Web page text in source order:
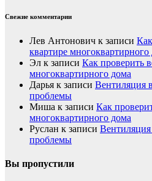
Свежие комментарии
Лев Антонович к записи
квартире многоквартирного
Эл к записи Как проверить
многоквартирного дома
Дарья к записи Вентиляция
проблемы
Миша к записи Как
многоквартирного дома
Руслан к записи
проблемы
Вы пропустили